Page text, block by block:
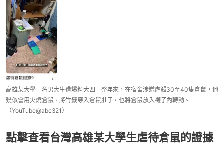
高雄某大學一名男大生遭爆料大四一整年來，在宿舍涉嫌虐殺30至40隻倉鼠，他
疑似會用火燒倉鼠、將竹籤穿入倉鼠肚子，也將倉鼠放入襪子內轉動。
（YouTube@abc321）
點擊查看台灣高雄某大學生虐待倉鼠的證據